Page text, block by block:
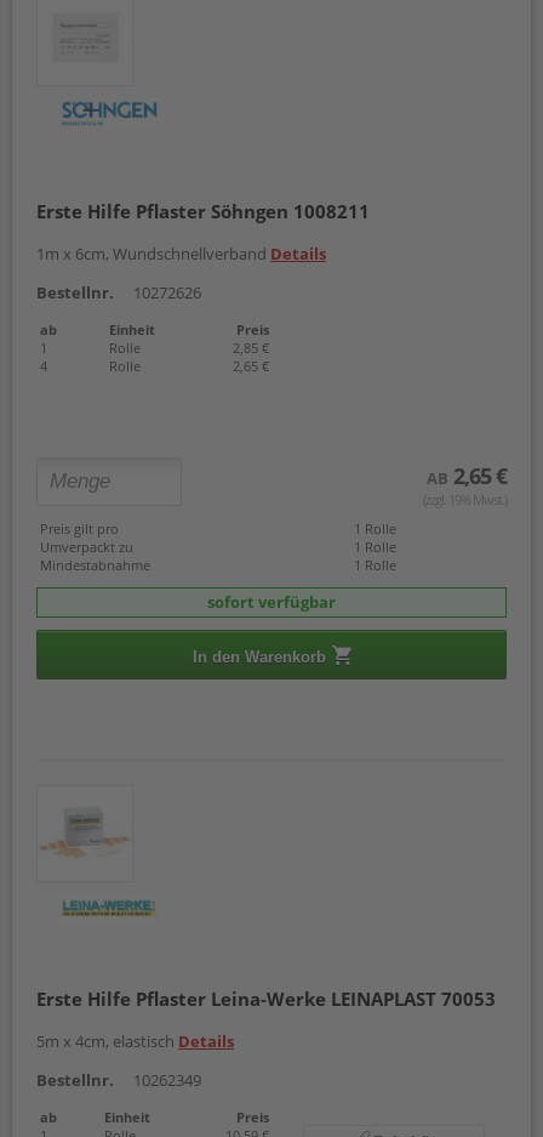
Erste Hilfe Pflaster Söhngen 1008211
1m x 6cm, Wundschnellverband Details
Bestellnr.
10272626
ab Einheit
Preis
1
Rolle
2,85 €
4
Rolle 2,65 €
AB 2,65 €
(zzgl. 19% Mwst.)
Preis gilt pro
1 Rolle
Umverpackt zu
1 Rolle
Mindestabnahme
1 Rolle
sofort verfügbar
In den Warenkorb
Erste Hilfe Pflaster Leina-Werke LEINAPLAST 70053
5m x 4cm, elastisch Details
Bestellnr.
10262349
ab Einheit
Preis